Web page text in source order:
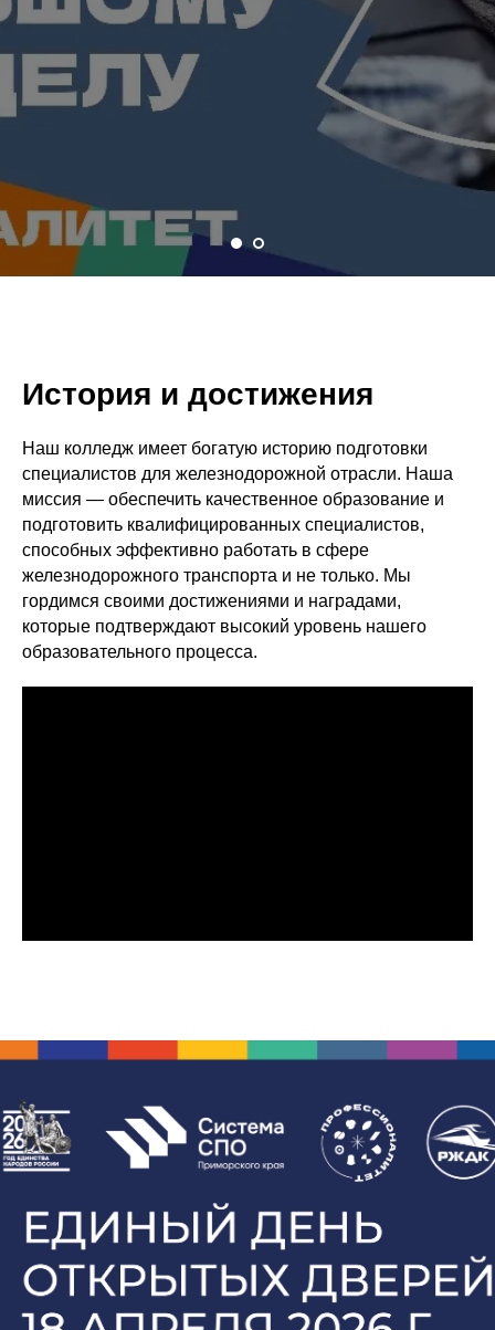
История и достижения
Наш колледж имеет богатую историю подготовки
специалистов для железнодорожной отрасли. Наша
миссия — обеспечить качественное образование и
подготовить квалифицированных специалистов,
способных эффективно работать в сфере
железнодорожного транспорта и не только. Мы
гордимся своими достижениями и наградами,
которые подтверждают высокий уровень нашего
образовательного процесса.